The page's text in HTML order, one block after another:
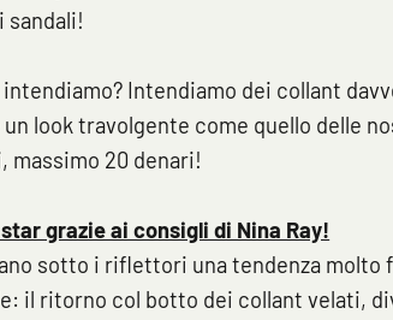
sandali!
Intendiamo dei collant
look travolgente come quello delle
massimo 20 denari!
grazie ai consigli di Nina Ray!
sotto i riflettori una tendenza molto
il ritorno col botto dei collant velati,